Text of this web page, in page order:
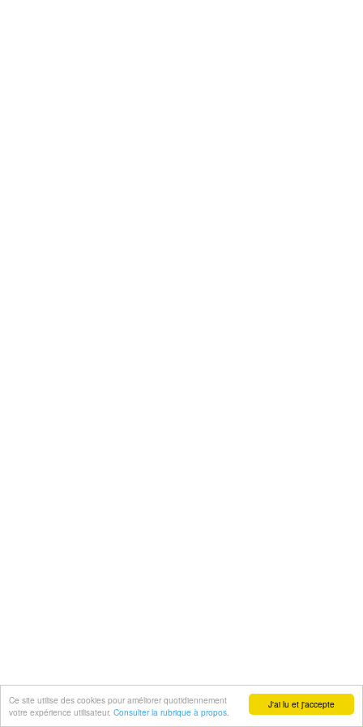
J'ai lu et j'accepte
Ce site utilise des cookies pour améliorer quotidiennement
votre expérience utilisateur. Consulter la rubrique à propos.